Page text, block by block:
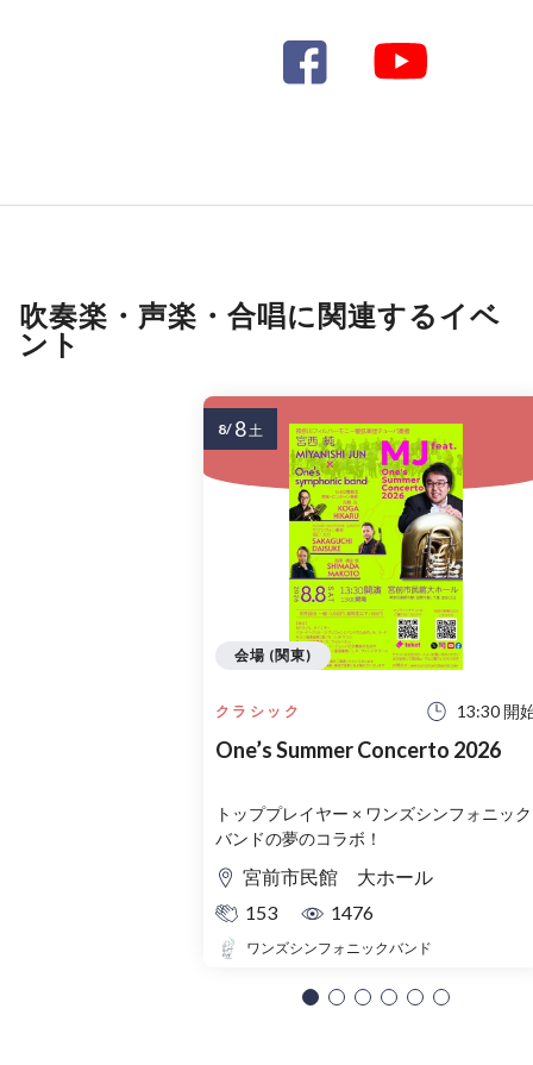
吹奏楽・声楽・合唱に関連するイベ
ント
クラシック 13:30 開
One’s Summer Concerto 2026
トッププレイヤー × ワンズシンフォニック
バンドの夢のコラボ！
宮前市民館 大ホール
153
1476
ワンズシンフォニックバンド
会場 (関東)
8/ 8土